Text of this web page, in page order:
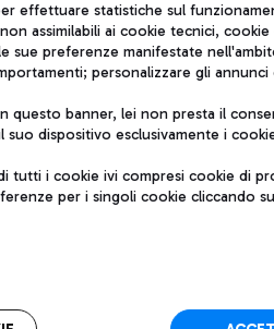
QUALITÀ
effettuare statistiche sul
assimilabili ai cookie tecnici,
sue preferenze manifestate
personalizzare gli
questo banner, lei non presta il
dispositivo esclusivamente i
tutti i cookie ivi compresi cookie di
per i singoli cookie cliccando su